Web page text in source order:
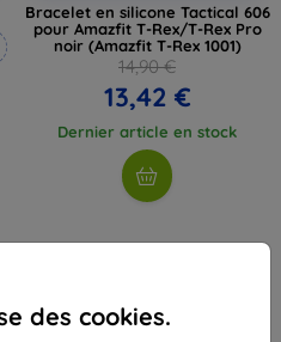
des cookies.
Bracelet en silicone Tactical 606
pour Amazfit T-Rex/T-Rex Pro
noir (Amazfit T-Rex 1001)
14,90 €
13,42 €
Dernier article en stock